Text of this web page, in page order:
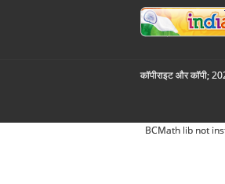
कॉपीराइट और कॉपी;
BCMath lib not